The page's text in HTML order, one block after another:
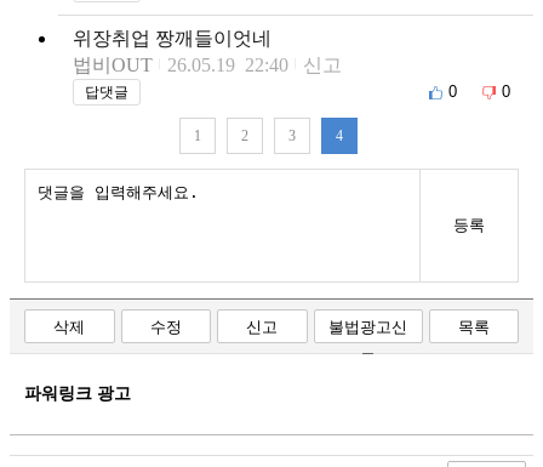
위장취업 짱깨들이엇네
법비OUT
26.05.19 22:40 신고
답댓글 0 0
1 2 3 4
등록
삭제 수정 신고
불법광고신
고
목록
파워링크 광고